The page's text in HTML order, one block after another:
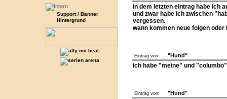
Support / Banner
Hintergrund
in dem letzten eintrag habe ich
und zwar habe ich zwischen
vergessen.
wann kommen neue folgen
Eintrag von: "Hund"
ich habe "meine" und
Eintrag von: "Hund"